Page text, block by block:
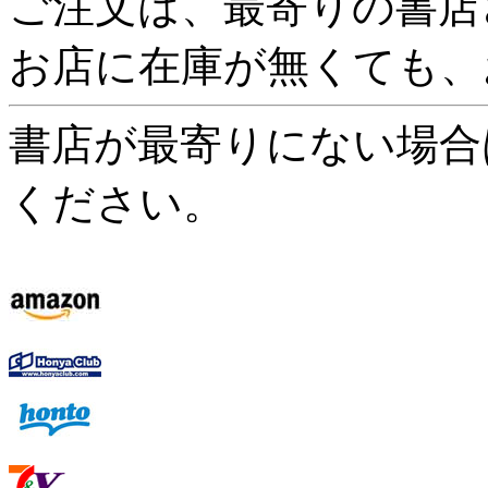
お店に在庫が無くても
書店が最寄りにない場
ください。